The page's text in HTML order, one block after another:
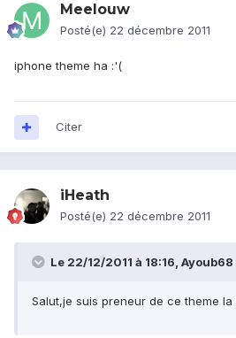
Meelouw
Posté(e) 22 décembre 2011
iphone theme ha :'(
Citer
iHeath
Posté(e) 22 décembre 2011
Le 22/12/2011 à 18:16, Ayoub68
Salut,je suis preneur de ce theme la